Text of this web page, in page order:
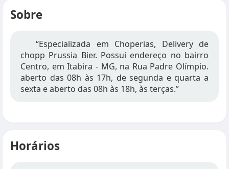
Sobre
“Especializada em Choperias, Delivery de
chopp Prussia Bier. Possui endereço no bairro
Centro, em Itabira - MG, na Rua Padre Olímpio.
aberto das 08h às 17h, de segunda e quarta a
sexta e aberto das 08h às 18h, às terças.”
Horários